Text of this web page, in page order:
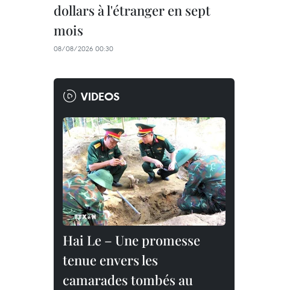
dollars à l'étranger en sept
mois
08/08/2026 00:30
VIDEOS
Hai Le – Une promesse
tenue envers les
camarades tombés au